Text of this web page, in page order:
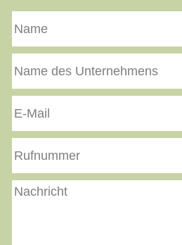
des
Unternehmens
Mail
Nachricht